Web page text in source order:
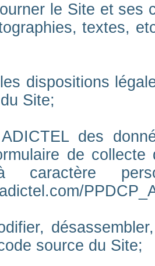
le Site et ses
textes,
dispositions
Site;
des
de
caractère
source du Site;